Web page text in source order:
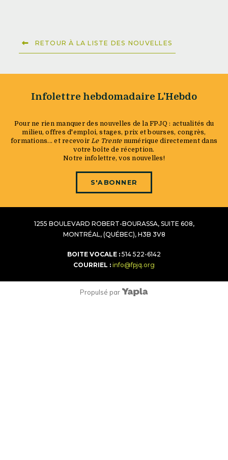
RETOUR À LA LISTE DES NOUVELLES
Infolettre hebdomadaire L'Hebdo
Pour ne rien manquer des nouvelles de la FPJQ : actualités du
milieu, offres d'emploi, stages, prix et bourses, congrès,
formations... et recevoir Le Trentenumérique directement dans
votre boîte de réception.
Notre infolettre, vos nouvelles!
S'ABONNER
1255 BOULEVARD ROBERT-BOURASSA, SUITE 608,
MONTRÉAL, (QUÉBEC), H3B 3V8
BOITE VOCALE : 514 522-6142
COURRIEL : info@fpjq.org
Propulsé par